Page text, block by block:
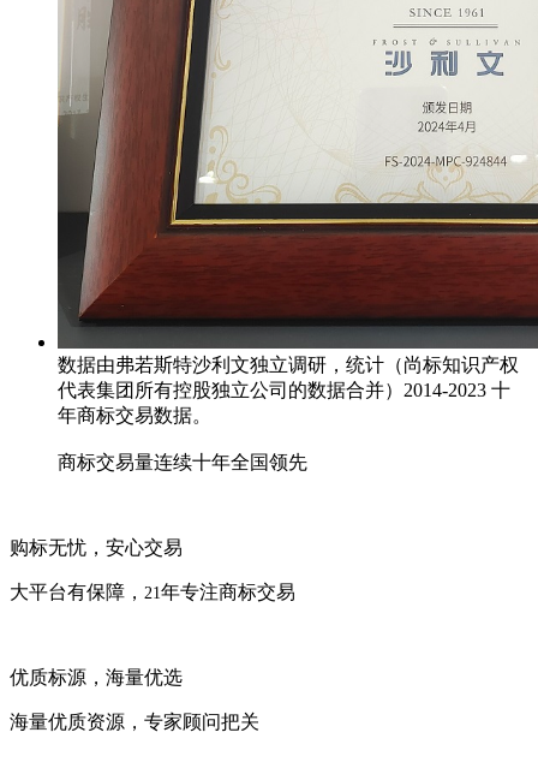
数据由弗若斯特沙利文独立调研，统计（尚标知识产权
代表集团所有控股独立公司的数据合并）2014-2023 十
年商标交易数据。
商标交易量连续十年全国领先
购标无忧，安心交易
大平台有保障， 21 年专注商标交易
优质标源，海量优选
海量优质资源，专家顾问把关